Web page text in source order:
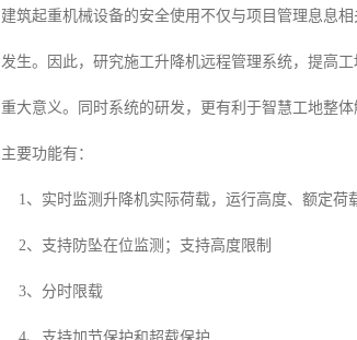
建筑起重机械设备的安全使用不仅与项目管理息息
发生。因此，研究施工升降机远程管理系统，提高
重大意义。同时系统的研发，更有利于智慧工地整体
主要功能有：
1、实时监测升降机实际荷载，运行高度、额定荷
2、支持防坠在位监测；支持高度限制
3、分时限载